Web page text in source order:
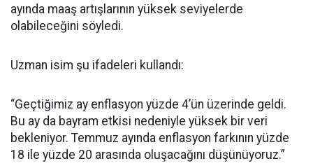
ayında maaş artışlarının yüksek seviyelerde
olabileceğini söyledi.
Uzman isim şu ifadeleri kullandı:
“Geçtiğimiz ay enflasyon yüzde 4’ün üzerinde geldi.
Bu ay da bayram etkisi nedeniyle yüksek bir veri
bekleniyor. Temmuz ayında enflasyon farkının yüzde
18 ile yüzde 20 arasında oluşacağını düşünüyoruz.”